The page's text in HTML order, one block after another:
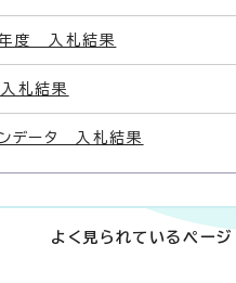
度 入札結果
札結果
データ 入札結果
よく見られているページ